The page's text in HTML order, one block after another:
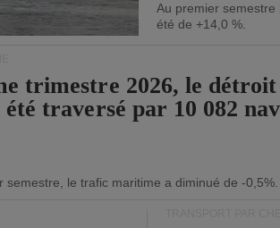
Au premier
été de +14,0 %.
trimestre 2026, le
été traversé par 10 082
semestre, le trafic maritime a diminué de -0,5%.